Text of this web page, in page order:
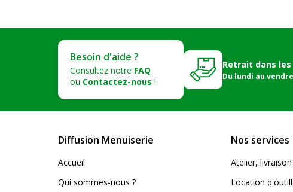
Besoin d'aide ?
Consultez notre FAQ
ou Contactez-nous !
Retrait dans les
Du lundi au
Diffusion Menuiserie
Accueil
Qui sommes-nous ?
Nos services
Atelier,
Location